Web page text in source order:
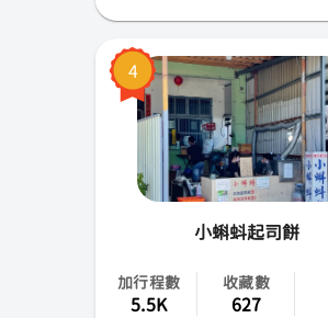
4
小蝌蚪起司餅
加行程數
5.5K
收藏數
627